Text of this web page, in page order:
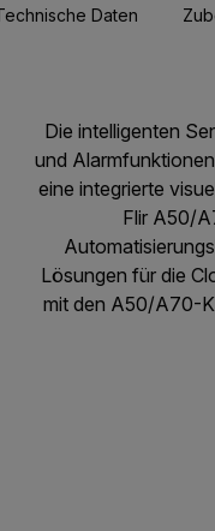
Daten
Die intelligenten
und
eine integrierte
Flir A50/
Lösungen für die
mit den A50/A70-